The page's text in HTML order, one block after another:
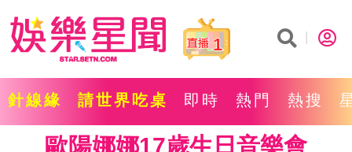
1
針線緣 請世界吃桌 即時 熱門 熱搜
歐陽娜娜17歲生日音樂會